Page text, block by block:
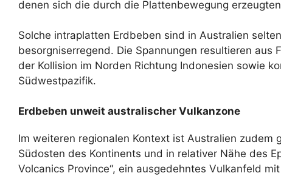
denen sich die durch die Plattenbewegung
Solche intraplatten Erdbeben sind in Australien
besorgniserregend. Die Spannungen resultieren aus
der Kollision im Norden Richtung Indonesien sowie
Südwestpazifik.
Erdbeben unweit australischer Vulkanzone
Im weiteren regionalen Kontext ist Australien zudem
Südosten des Kontinents und in relativer Nähe des
Volcanics Province“, ein ausgedehntes Vulkanfeld